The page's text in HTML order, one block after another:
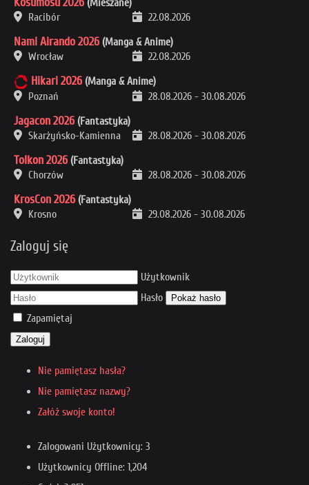
(Mieszane)
Racibór
22.08.2026
Nami Airando 2026 (Manga & Anime)
Wrocław
22.08.2026
Hikari 2026 (Manga & Anime)
Poznań
28.08.2026 - 30.08.2026
Jagacon 2026 (Fantastyka)
Skarżyńsko-Kamienna
28.08.2026 - 30.08.2026
Tolkon 2026 (Fantastyka)
Chorzów
28.08.2026 - 30.08.2026
KrosCon 2026 (Fantastyka)
Krosno
29.08.2026 - 30.08.2026
Zaloguj się
Użytkownik
Hasło
Pokaż hasło
Zapamiętaj
Zaloguj
Nie pamiętasz hasła?
Nie pamiętasz nazwy?
Załóż swoje konto!
Zalogowani Użytkownicy: 3
Użytkownicy Offline: 1,204